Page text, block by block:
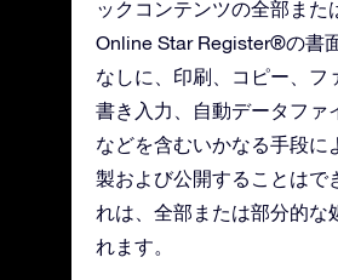
ックコンテンツの全部また
Online Star Register®の書
なしに、印刷、コピー、フ
書き入力、自動データファ
などを含むいかなる手段に
製および公開することはで
れは、全部または部分的な
れます。